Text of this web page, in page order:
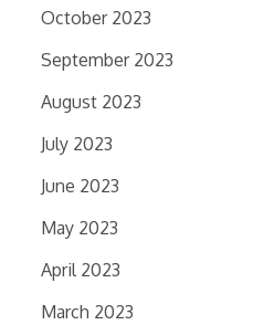
October 2023
September 2023
August 2023
July 2023
June 2023
May 2023
April 2023
March 2023